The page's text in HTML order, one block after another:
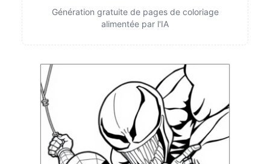
Génération gratuite de pages de coloriage
alimentée par l'IA